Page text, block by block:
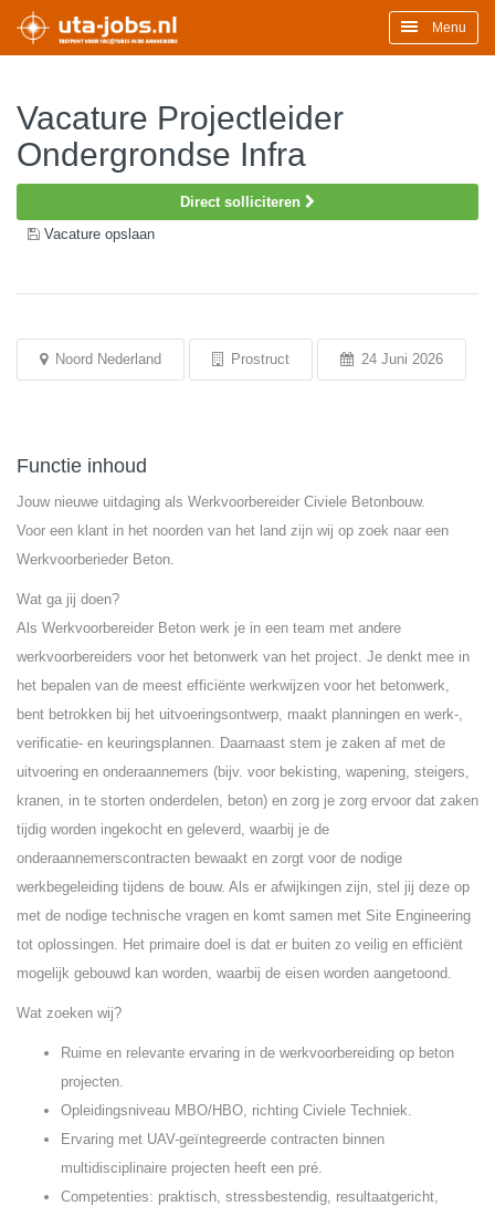
Menu
Vacature Projectleider
Ondergrondse Infra
Direct solliciteren
Vacature opslaan
Noord Nederland Prostruct 24 Juni 2026
Functie inhoud
Jouw nieuwe uitdaging als Werkvoorbereider Civiele Betonbouw.
Voor een klant in het noorden van het land zijn wij op zoek naar een
Werkvoorberieder Beton.
Wat ga jij doen?
Als Werkvoorbereider Beton werk je in een team met andere
werkvoorbereiders voor het betonwerk van het project. Je denkt mee in
het bepalen van de meest efficiënte werkwijzen voor het betonwerk,
bent betrokken bij het uitvoeringsontwerp, maakt planningen en werk-,
verificatie- en keuringsplannen. Daarnaast stem je zaken af met de
uitvoering en onderaannemers (bijv. voor bekisting, wapening, steigers,
kranen, in te storten onderdelen, beton) en zorg je zorg ervoor dat zaken
tijdig worden ingekocht en geleverd, waarbij je de
onderaannemerscontracten bewaakt en zorgt voor de nodige
werkbegeleiding tijdens de bouw. Als er afwijkingen zijn, stel jij deze op
met de nodige technische vragen en komt samen met Site Engineering
tot oplossingen. Het primaire doel is dat er buiten zo veilig en efficiënt
mogelijk gebouwd kan worden, waarbij de eisen worden aangetoond.
Wat zoeken wij?
Ruime en relevante ervaring in de werkvoorbereiding op beton
projecten.
Opleidingsniveau MBO/HBO, richting Civiele Techniek.
Ervaring met UAV-geïntegreerde contracten binnen
multidisciplinaire projecten heeft een pré.
Competenties: praktisch, stressbestendig, resultaatgericht,